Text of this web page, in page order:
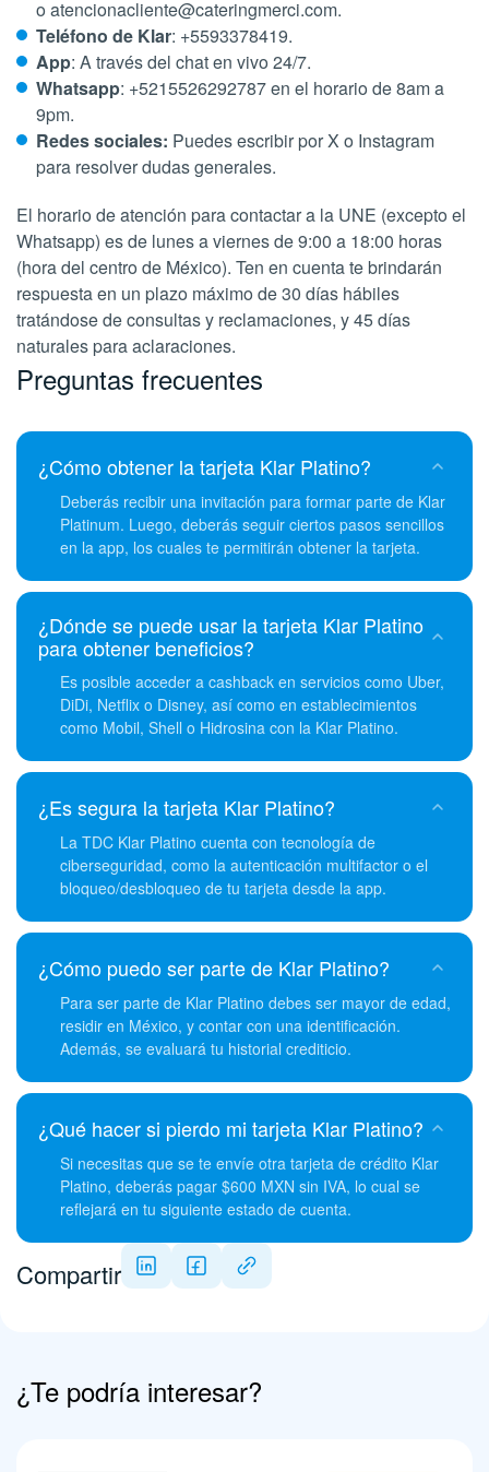
o atencionacliente@cateringmerci.com.
Teléfono de Klar: +5593378419.
App: A través del chat en vivo 24/7.
Whatsapp: +5215526292787 en el horario de 8am a
9pm.
Redes sociales: Puedes escribir por X o Instagram
para resolver dudas generales.
El horario de atención para contactar a la UNE (excepto el
Whatsapp) es de lunes a viernes de 9:00 a 18:00 horas
(hora del centro de México). Ten en cuenta te brindarán
respuesta en un plazo máximo de 30 días hábiles
tratándose de consultas y reclamaciones, y 45 días
naturales para aclaraciones.
Preguntas frecuentes
¿Cómo obtener la tarjeta Klar Platino?
Deberás recibir una invitación para formar parte de Klar
Platinum. Luego, deberás seguir ciertos pasos sencillos
en la app, los cuales te permitirán obtener la tarjeta.
¿Dónde se puede usar la tarjeta Klar Platino
para obtener beneficios?
Es posible acceder a cashback en servicios como Uber,
DiDi, Netflix o Disney, así como en establecimientos
como Mobil, Shell o Hidrosina con la Klar Platino.
¿Es segura la tarjeta Klar Platino?
La TDC Klar Platino cuenta con tecnología de
ciberseguridad, como la autenticación multifactor o el
bloqueo/desbloqueo de tu tarjeta desde la app.
¿Cómo puedo ser parte de Klar Platino?
Para ser parte de Klar Platino debes ser mayor de edad,
residir en México, y contar con una identificación.
Además, se evaluará tu historial crediticio.
¿Qué hacer si pierdo mi tarjeta Klar Platino?
Si necesitas que se te envíe otra tarjeta de crédito Klar
Platino, deberás pagar $600 MXN sin IVA, lo cual se
reflejará en tu siguiente estado de cuenta.
Compartir
¿Te podría interesar?